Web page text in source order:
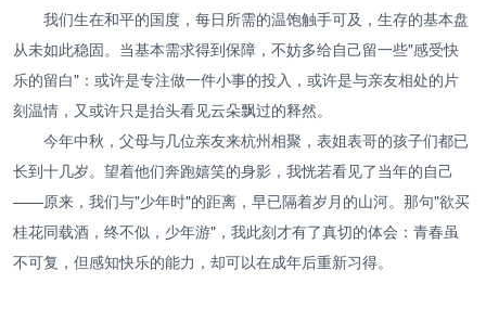
我们生在和平的国度，每日所需的温饱触手可及，生存的基本盘
从未如此稳固。当基本需求得到保障，不妨多给自己留一些"感受快
乐的留白"：或许是专注做一件小事的投入，或许是与亲友相处的片
刻温情，又或许只是抬头看见云朵飘过的释然。
今年中秋，父母与几位亲友来杭州相聚，表姐表哥的孩子们都已
长到十几岁。望着他们奔跑嬉笑的身影，我恍若看见了当年的自己
——原来，我们与"少年时"的距离，早已隔着岁月的山河。那句"欲买
桂花同载酒，终不似，少年游"，我此刻才有了真切的体会：青春虽
不可复，但感知快乐的能力，却可以在成年后重新习得。